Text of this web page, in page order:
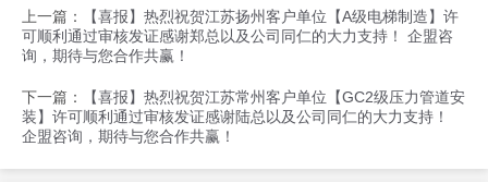
上一篇：
【喜报】热烈祝贺江苏扬州客户单位【A级电梯制造】许
可顺利通过审核发证感谢郑总以及公司同仁的大力支持！ 企盟咨
询，期待与您合作共赢！
下一篇：
【喜报】热烈祝贺江苏常州客户单位【GC2级压力管道安
装】许可顺利通过审核发证感谢陆总以及公司同仁的大力支持！
企盟咨询，期待与您合作共赢！